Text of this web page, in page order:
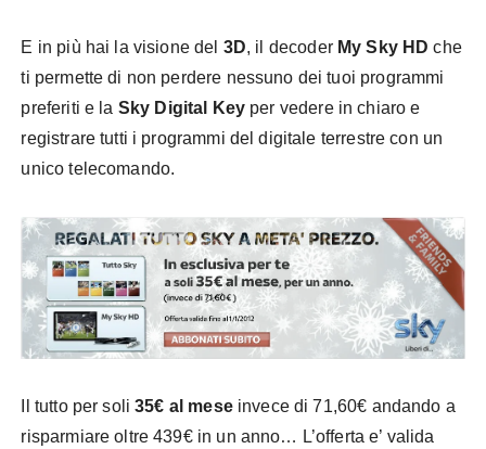
E in più hai la visione del 3D, il decoder My Sky HD che
ti permette di non perdere nessuno dei tuoi programmi
preferiti e la Sky Digital Key per vedere in chiaro e
registrare tutti i programmi del digitale terrestre con un
unico telecomando.
Il tutto per soli35€ al meseinvece di 71,60€ andando a
risparmiare oltre 439€ in un anno… L’offerta e’ valida